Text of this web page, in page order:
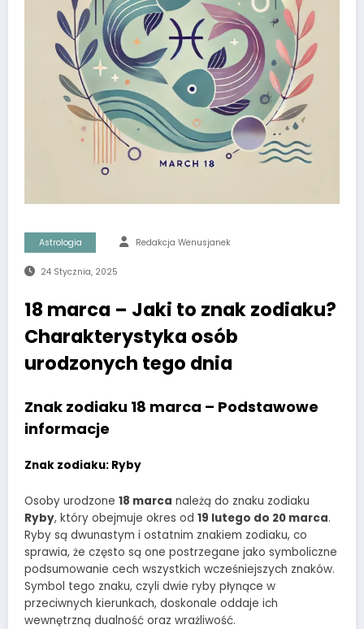
Astrologia Redakcja Wenusjanek
24 Stycznia, 2025
18 marca – Jaki to znak zodiaku?
Charakterystyka osób
urodzonych tego dnia
Znak zodiaku 18 marca – Podstawowe
informacje
Znak zodiaku: Ryby
Osoby urodzone 18 marca należą do znaku zodiaku
Ryby, który obejmuje okres od 19 lutego do 20 marca.
Ryby są dwunastym i ostatnim znakiem zodiaku, co
sprawia, że często są one postrzegane jako symboliczne
podsumowanie cech wszystkich wcześniejszych znaków.
Symbol tego znaku, czyli dwie ryby płynące w
przeciwnych kierunkach, doskonale oddaje ich
wewnętrzną dualność oraz wrażliwość.